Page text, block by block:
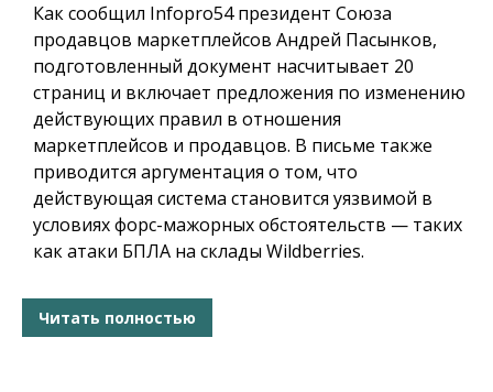
Как сообщил Infopro54президент Союза
продавцов маркетплейсов Андрей Пасынков,
подготовленный документ насчитывает 20
страниц и включает предложения по изменению
действующих правил в отношения
маркетплейсов и продавцов. В письме также
приводится аргументация о том, что
действующая система становится уязвимой в
условиях форс-мажорных обстоятельств — таких
как атаки БПЛА на склады Wildberries.
Читать полностью